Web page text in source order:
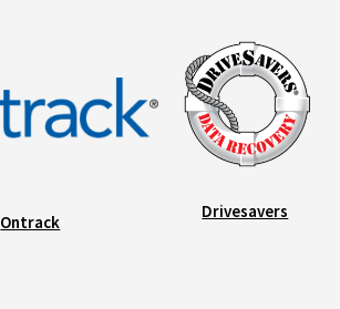
Ontrack
Drivesavers